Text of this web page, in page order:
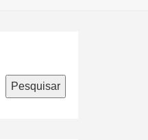
Pesquisar